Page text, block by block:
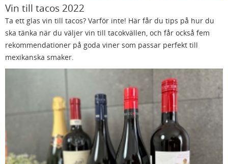
Vin till tacos 2022
Ta ett glas vin till tacos? Varför inte! Här får du tips på hur du
ska tänka när du väljer vin till tacokvällen, och får också fem
rekommendationer på goda viner som passar perfekt till
mexikanska smaker.